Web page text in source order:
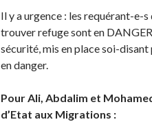
Il y a urgence : les requérant-e-s
trouver refuge sont en
sécurité, mis en place soi-
en danger.
Pour Ali, Abdalim et
d’Etat aux Migrations :